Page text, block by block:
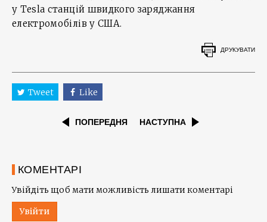
у Tesla станцій швидкого заряджання
електромобілів у США.
ДРУКУВАТИ
Tweet Like
ПОПЕРЕДНЯ НАСТУПНА
КОМЕНТАРІ
Увійдіть щоб мати можливість лишати коментарі
Увійти